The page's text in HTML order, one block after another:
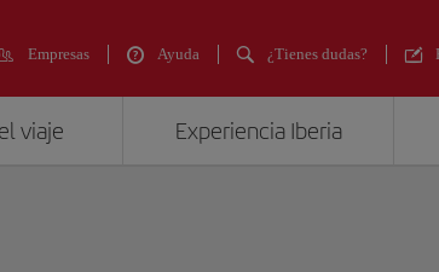
Empresas Ayuda ¿Tienes dudas?
viaje Experiencia Iberia